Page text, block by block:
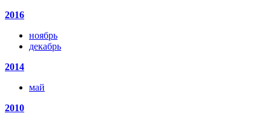
2016
ноябрь
декабрь
2014
май
2010